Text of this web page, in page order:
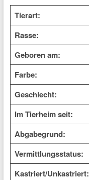
Tierart:
Rasse:
Geboren am:
Farbe:
Geschlecht:
Im Tierheim seit:
Abgabegrund:
Vermittlungsstatus:
Kastriert/Unkastriert: